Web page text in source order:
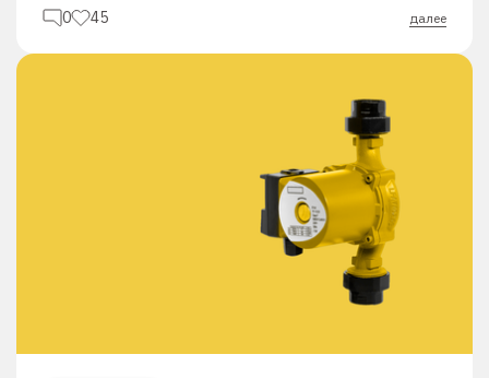
0 45 далее